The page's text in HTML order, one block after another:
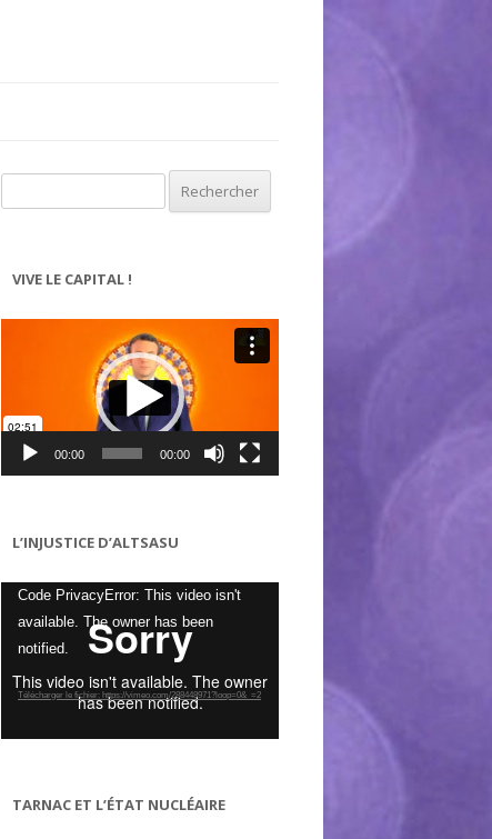
VIVE LE CAPITAL !
Lecteur
00:00 00:00
L’INJUSTICE D’ALTSASU
Lecteur
vidéo
Code PrivacyError: This video isn't
available. The owner has been
notified.
Télécharger le fichier: https://vimeo.com/288448971?loop=0&_=2
TARNAC ET L’ÉTAT NUCLÉAIRE